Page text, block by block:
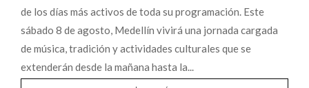
de los días más activos de toda su programación. Este
sábado 8 de agosto, Medellín vivirá una jornada cargada
de música, tradición y actividades culturales que se
extenderán desde la mañana hasta la...